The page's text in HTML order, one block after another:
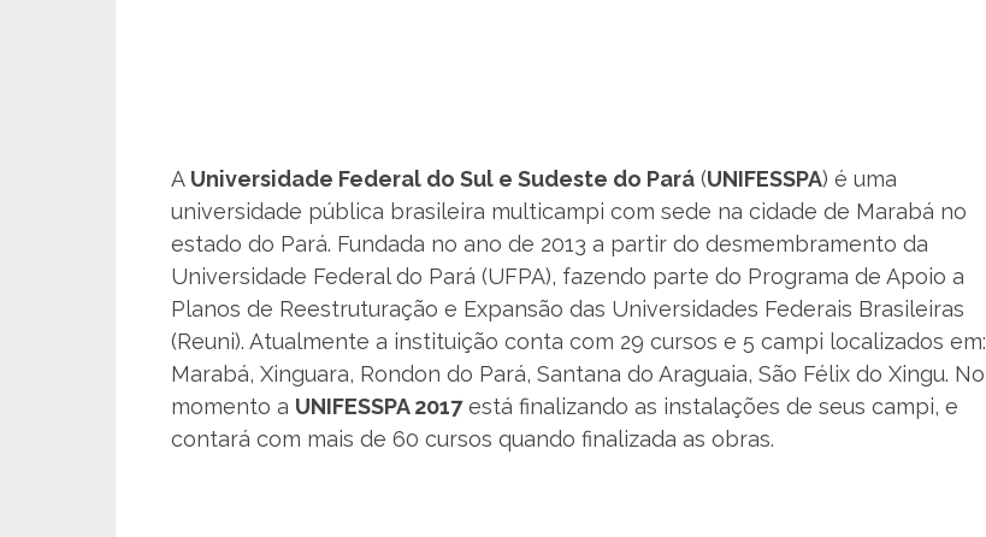
A Universidade Federal do Sul e Sudeste do Pará (UNIFESSPA) é uma
universidade pública brasileira multicampi com sede na cidade de Marabá no
estado do Pará. Fundada no ano de 2013 a partir do desmembramento da
Universidade Federal do Pará (UFPA), fazendo parte do Programa de Apoio a
Planos de Reestruturação e Expansão das Universidades Federais Brasileiras
(Reuni). Atualmente a instituição conta com 29 cursos e 5 campi localizados em:
Marabá, Xinguara, Rondon do Pará, Santana do Araguaia, São Félix do Xingu. No
momento a UNIFESSPA 2017está finalizando as instalações de seus campi, e
contará com mais de 60 cursos quando finalizada as obras.